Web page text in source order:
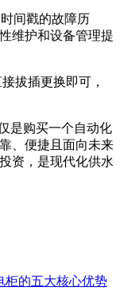
间戳的故障历
维护和设备管理提
拔插更换即可，
是购买一个自动化
、便捷且面向未来
资，是现代化供水
柜的五大核心优势